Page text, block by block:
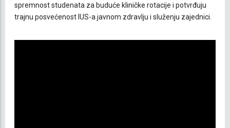
spremnost studenata za buduće kliničke rotacije i potvrđuju
trajnu posvećenost IUS-a javnom zdravlju i služenju zajednici.